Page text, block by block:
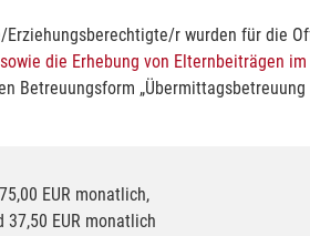
r wurden für die
die Erhebung von Elternbeiträgen
Betreuungsform
EUR monatlich,
EUR monatlich